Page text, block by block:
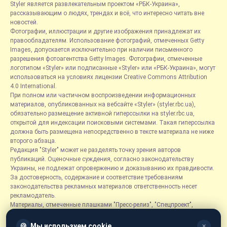
Styler является развлекательным проектом «РБК-Украина»,
рассказывающим о людях, трендах и всё, что интересно читать вне
новостей.
Фотографии, иллюстрации и другие изображения принадлежат их
правообладателям. Использование фотографий, отмеченных Getty
Images, допускается исключительно при наличии письменного
разрешения фотоагентства Getty Images. Фотографии, отмеченные
логотипом «Styler» или подписанные «Styler» или «РБК-Украина», могут
использоваться на условиях лицензии Creative Commons Attribution
4.0 International.
При полном или частичном воспроизведении информационных
материалов, опубликованных на вебсайте «Styler» (styler.rbc.ua),
обязательно размещение активной гиперссылки на styler.rbc.ua,
открытой для индексации поисковыми системами. Такая гиперссылка
должна быть размещена непосредственно в тексте материала не ниже
второго абзаца.
Редакция "Styler" может не разделять точку зрения авторов
публикаций. Оценочные суждения, согласно законодательству
Украины, не подлежат опровержению и доказыванию их правдивости.
За достоверность, содержание и соответствие требованиям
законодательства рекламных материалов ответственность несет
рекламодатель.
Материалы, отмеченные плашками "Пресс-релиз", "Спецпроект",
размещаются на правах рекламы.